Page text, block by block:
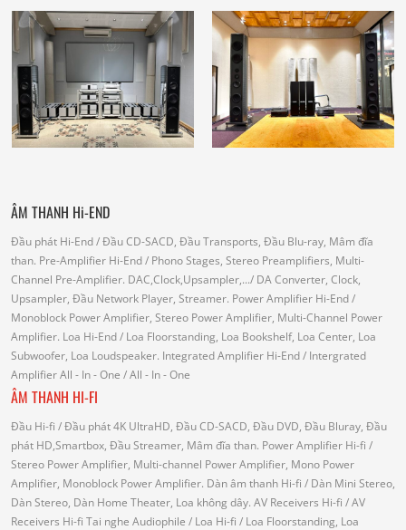
ÂM THANH Hi-END
Đầu phát Hi-End/ Đầu CD-SACD, Đầu Transports, Đầu Blu-ray, Mâm đĩa
than. Pre-Amplifier Hi-End/ Phono Stages, Stereo Preamplifiers, Multi-
Channel Pre-Amplifier. DAC,Clock,Upsampler,.../ DA Converter, Clock,
Upsampler, Đầu Network Player, Streamer. Power Amplifier Hi-End/
Monoblock Power Amplifier, Stereo Power Amplifier, Multi-Channel Power
Amplifier. Loa Hi-End/ Loa Floorstanding, Loa Bookshelf, Loa Center, Loa
Subwoofer, Loa Loudspeaker. Integrated Amplifier Hi-End/ Intergrated
AmplifierAll - In - One / All - In - One
ÂM THANH HI-FI
Đầu Hi-fi / Đầu phát 4K UltraHD, Đầu CD-SACD, Đầu DVD, Đầu Bluray, Đầu
phát HD,Smartbox, Đầu Streamer, Mâm đĩa than. Power Amplifier Hi-fi /
Stereo Power Amplifier, Multi-channel Power Amplifier, Mono Power
Amplifier, Monoblock Power Amplifier. Dàn âm thanh Hi-fi / Dàn Mini Stereo,
Dàn Stereo, Dàn Home Theater, Loa không dây. AV Receivers Hi-fi / AV
Receivers Hi-fi Tai nghe Audiophile / Loa Hi-fi / Loa Floorstanding, Loa